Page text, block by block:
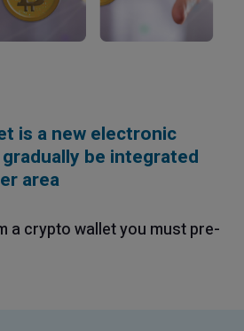
is a new electronic
be integrated
area
a crypto wallet you must pre-